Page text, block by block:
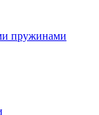
пружинами